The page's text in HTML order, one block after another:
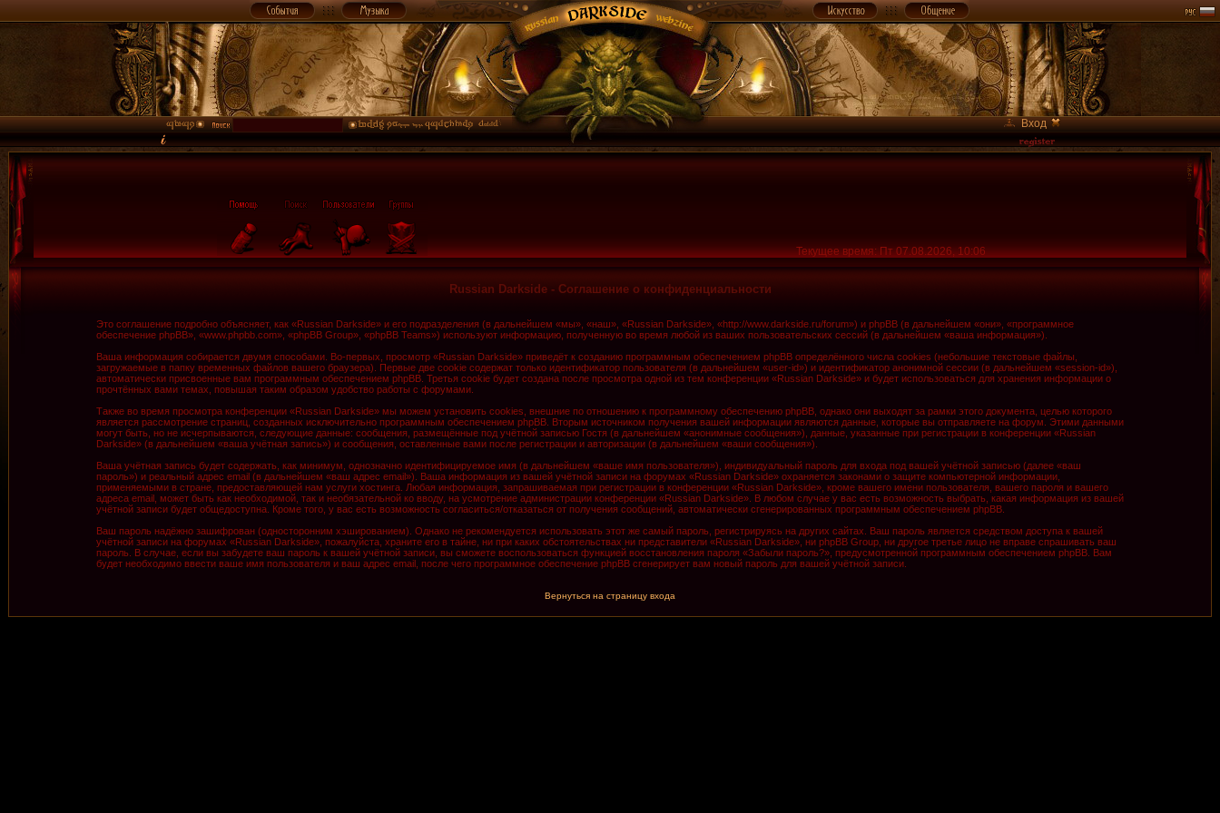
Вход
Текущее время: Пт 07.08.2026, 10:06
Russian Darkside - Соглашение о конфиденциальности
Это соглашение подробно объясняет, как «Russian Darkside» и его подразделения (в дальнейшем «мы», «наш», «Russian Darkside», «http://www.darkside.ru/forum») и phpBB (в дальнейшем «они», «программное
обеспечение phpBB», «www.phpbb.com», «phpBB Group», «phpBB Teams») используют информацию, полученную во время любой из ваших пользовательских сессий (в дальнейшем «ваша информация»).
Ваша информация собирается двумя способами. Во-первых, просмотр «Russian Darkside» приведёт к созданию программным обеспечением phpBB определённого числа cookies (небольшие текстовые файлы,
загружаемые в папку временных файлов вашего браузера). Первые две cookie содержат только идентификатор пользователя (в дальнейшем «user-id») и идентификатор анонимной сессии (в дальнейшем «session-id»),
автоматически присвоенные вам программным обеспечением phpBB. Третья cookie будет создана после просмотра одной из тем конференции «Russian Darkside» и будет использоваться для хранения информации о
прочтённых вами темах, повышая таким образом удобство работы с форумами.
Также во время просмотра конференции «Russian Darkside» мы можем установить cookies, внешние по отношению к программному обеспечению phpBB, однако они выходят за рамки этого документа, целью которого
является рассмотрение страниц, созданных исключительно программным обеспечением phpBB. Вторым источником получения вашей информации являются данные, которые вы отправляете на форум. Этими данными
могут быть, но не исчерпываются, следующие данные: сообщения, размещённые под учётной записью Гостя (в дальнейшем «анонимные сообщения»), данные, указанные при регистрации в конференции «Russian
Darkside» (в дальнейшем «ваша учётная запись») и сообщения, оставленные вами после регистрации и авторизации (в дальнейшем «ваши сообщения»).
Ваша учётная запись будет содержать, как минимум, однозначно идентифицируемое имя (в дальнейшем «ваше имя пользователя»), индивидуальный пароль для входа под вашей учётной записью (далее «ваш
пароль») и реальный адрес email (в дальнейшем «ваш адрес email»). Ваша информация из вашей учётной записи на форумах «Russian Darkside» охраняется законами о защите компьютерной информации,
применяемыми в стране, предоставляющей нам услуги хостинга. Любая информация, запрашиваемая при регистрации в конференции «Russian Darkside», кроме вашего имени пользователя, вашего пароля и вашего
адреса email, может быть как необходимой, так и необязательной ко вводу, на усмотрение администрации конференции «Russian Darkside». В любом случае у вас есть возможность выбрать, какая информация из вашей
учётной записи будет общедоступна. Кроме того, у вас есть возможность согласиться/отказаться от получения сообщений, автоматически сгенерированных программным обеспечением phpBB.
Ваш пароль надёжно зашифрован (односторонним хэшированием). Однако не рекомендуется использовать этот же самый пароль, регистрируясь на других сайтах. Ваш пароль является средством доступа к вашей
учётной записи на форумах «Russian Darkside», пожалуйста, храните его в тайне, ни при каких обстоятельствах ни представители «Russian Darkside», ни phpBB Group, ни другое третье лицо не вправе спрашивать ваш
пароль. В случае, если вы забудете ваш пароль к вашей учётной записи, вы сможете воспользоваться функцией восстановления пароля «Забыли пароль?», предусмотренной программным обеспечением phpBB. Вам
будет необходимо ввести ваше имя пользователя и ваш адрес email, после чего программное обеспечение phpBB сгенерирует вам новый пароль для вашей учётной записи.
Вернуться на страницу входа